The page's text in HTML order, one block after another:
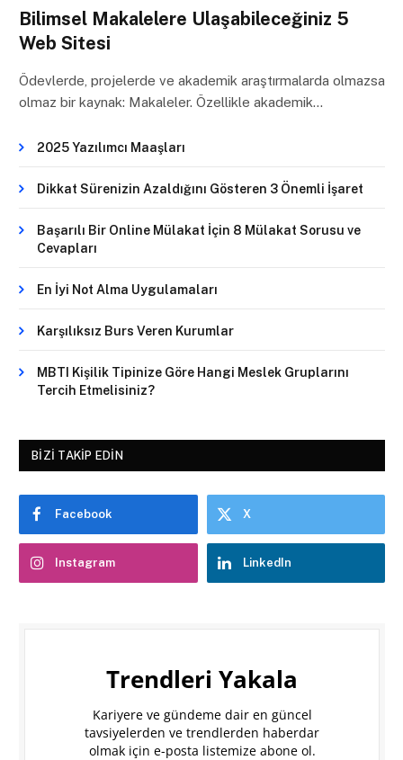
Bilimsel Makalelere Ulaşabileceğiniz 5
Web Sitesi
Ödevlerde, projelerde ve akademik araştırmalarda olmazsa
olmaz bir kaynak: Makaleler. Özellikle akademik…
2025 Yazılımcı Maaşları
Dikkat Sürenizin Azaldığını Gösteren 3 Önemli İşaret
Başarılı Bir Online Mülakat İçin 8 Mülakat Sorusu ve
Cevapları
En İyi Not Alma Uygulamaları
Karşılıksız Burs Veren Kurumlar
MBTI Kişilik Tipinize Göre Hangi Meslek Gruplarını
Tercih Etmelisiniz?
BIZI TAKIP EDIN
Facebook X
Instagram LinkedIn
Trendleri Yakala
Kariyere ve gündeme dair en güncel
tavsiyelerden ve trendlerden haberdar
olmak için e-posta listemize abone ol.